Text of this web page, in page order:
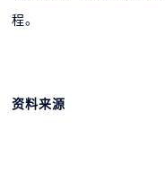
程。
资料来源